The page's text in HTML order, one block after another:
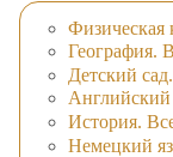
Физическая
География.
Детский
Английский
История.
Немецкий